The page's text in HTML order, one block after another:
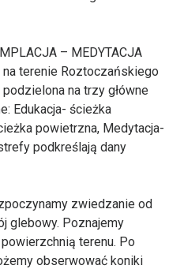
– MEDYTACJA
terenie Roztoczańskiego
na trzy główne
Edukacja- ścieżka
powietrzna, Medytacja-
podkreślają dany
zwiedzanie od
glebowy. Poznajemy
terenu. Po
obserwować koniki